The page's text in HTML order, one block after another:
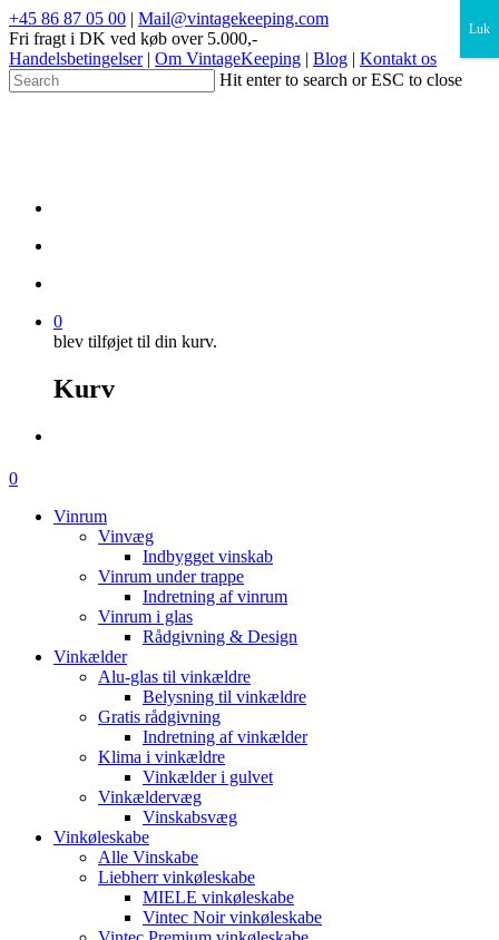
+45 86 87 05 00 | Mail@vintagekeeping.com
Fri fragt i DK ved køb over 5.000,-
Handelsbetingelser| Om VintageKeeping | Blog | Kontakt os
Hit enter to search or ESC to close
0
blev tilføjet til din kurv.
Kurv
0
Vinrum
Vinvæg
Indbygget vinskab
Vinrum under trappe
Indretning af vinrum
Vinrum i glas
Rådgivning & Design
Vinkælder
Alu-glas til vinkældre
Belysning til vinkældre
Gratis rådgivning
Indretning af vinkælder
Klima i vinkældre
Vinkælder i gulvet
Vinkældervæg
Vinskabsvæg
Vinkøleskabe
Alle Vinskabe
Liebherr vinkøleskabe
MIELE vinkøleskabe
Vintec Noir vinkøleskabe
×
Luk